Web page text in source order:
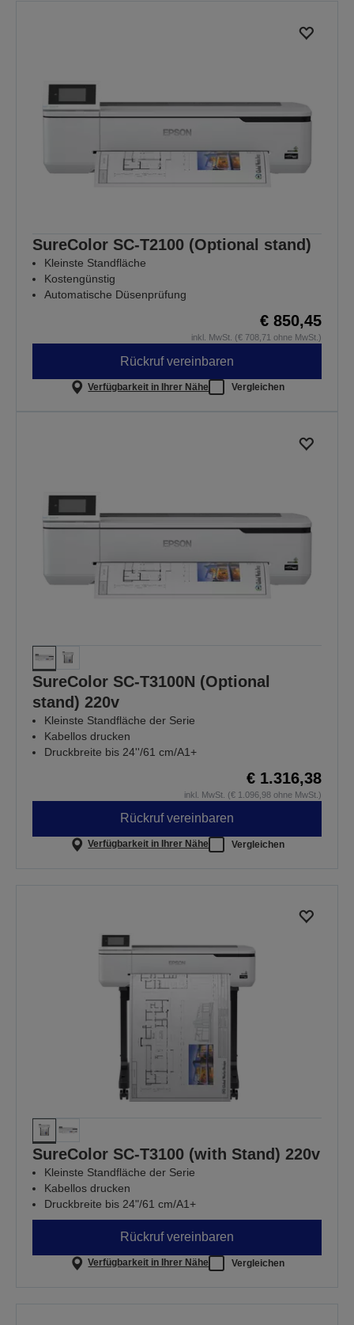
SureColor SC-T2100 (Optional stand)
Kleinste Standfläche
Kostengünstig
Automatische Düsenprüfung
€ 850,45
inkl. MwSt. (€ 708,71 ohne MwSt.)
Rückruf vereinbaren
Verfügbarkeit in Ihrer Nähe Vergleichen
SureColor SC-T3100N (Optional
stand) 220v
Kleinste Standfläche der Serie
Kabellos drucken
Druckbreite bis 24''/61 cm/A1+
€ 1.316,38
inkl. MwSt. (€ 1.096,98 ohne MwSt.)
Rückruf vereinbaren
Verfügbarkeit in Ihrer Nähe Vergleichen
SureColor SC-T3100 (with Stand) 220v
Kleinste Standfläche der Serie
Kabellos drucken
Druckbreite bis 24"/61 cm/A1+
Rückruf vereinbaren
Verfügbarkeit in Ihrer Nähe Vergleichen